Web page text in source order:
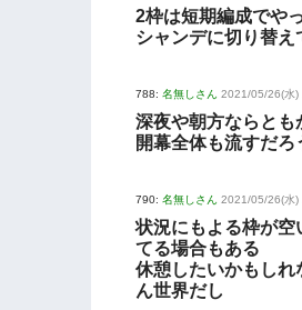
2枠は短期編成でや
シャンデに切り替
788: 名無しさん 2021/05/26(水
深夜や朝方ならと
開幕全体も流すだろ
790: 名無しさん 2021/05/26(水
状況にもよる枠が空
てる場合もある
休憩したいかもしれ
ん世界だし